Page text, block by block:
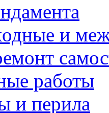
и
работы
и перила